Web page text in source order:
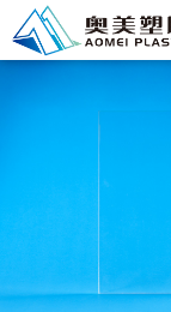
首页
新闻资讯
加入我们